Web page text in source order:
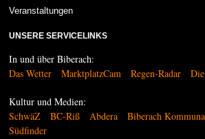
Veranstaltungen
UNSERE SERVICELINKS
In und über Biberach:
Das Wetter
MarktplatzCam Regen-Radar
Kultur und Medien:
SchwäZ
BC-Riß Abdera Biberach
Südfinder